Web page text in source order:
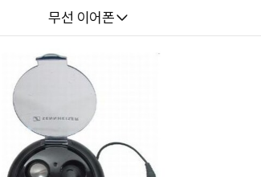
다나와
무선 이어폰